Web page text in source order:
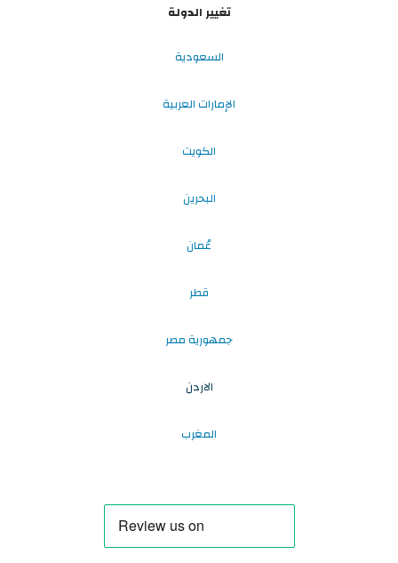
تغيير الدولة
السعودية
الإمارات العربية
الكويت
البحرين
عُمان
قطر
جمهورية مصر
الاردن
المغرب